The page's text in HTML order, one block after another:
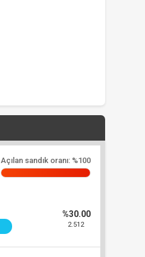
Açılan sandık oranı: %100
%30.00
2.512